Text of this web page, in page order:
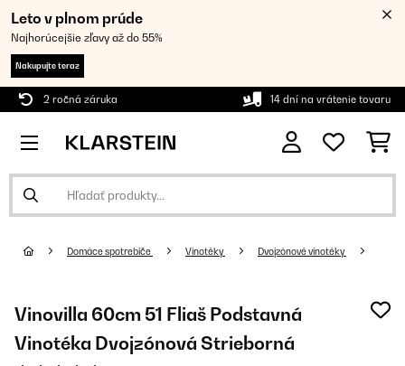
Leto v plnom prúde
Najhorúcejšie zľavy až do 55%
Nakupujte teraz
2 ročná záruka 14 dní na vrátenie tovaru
Domáce spotrebiče Vinotéky Dvojzónové vinotéky
Vinovilla 60cm 51 Fliaš Podstavná
Vinotéka Dvojzónová Strieborná